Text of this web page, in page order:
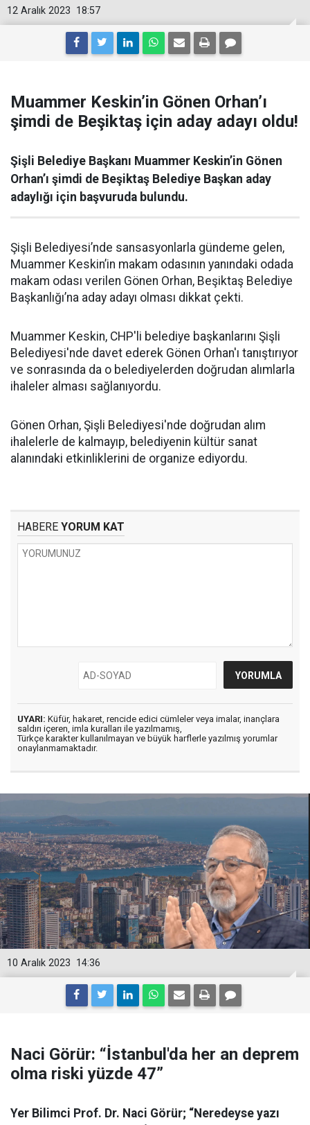
18:57
12 Aralık 2023
Muammer Keskin’in Gönen Orhan’ı
şimdi de Beşiktaş için aday adayı oldu!
Şişli Belediye Başkanı Muammer Keskin’in Gönen
Orhan’ı şimdi de Beşiktaş Belediye Başkan aday
adaylığı için başvuruda bulundu.
Şişli Belediyesi’nde sansasyonlarla gündeme gelen,
Muammer Keskin’in makam odasının yanındaki odada
makam odası verilen Gönen Orhan, Beşiktaş Belediye
Başkanlığı’na aday adayı olması dikkat çekti.
Muammer Keskin, CHP'li belediye başkanlarını Şişli
Belediyesi'nde davet ederek Gönen Orhan'ı tanıştırıyor
ve sonrasında da o belediyelerden doğrudan alımlarla
ihaleler alması sağlanıyordu.
Gönen Orhan, Şişli Belediyesi'nde doğrudan alım
ihalelerle de kalmayıp, belediyenin kültür sanat
alanındaki etkinliklerini de organize ediyordu.
HABERE YORUM KAT
UYARI: Küfür, hakaret, rencide edici cümleler veya imalar, inançlara
saldırı içeren, imla kuralları ile yazılmamış,
Türkçe karakter kullanılmayan ve büyük harflerle yazılmış yorumlar
onaylanmamaktadır.
14:36
10 Aralık 2023
Naci Görür: “İstanbul'da her an deprem
olma riski yüzde 47”
Yer Bilimci Prof. Dr. Naci Görür; “Neredeyse yazı